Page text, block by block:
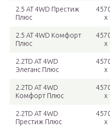
2.5 AT 4WD Престиж
Плюс
x
2.5 AT 4WD Комфорт
Плюс
x
2.2TD AT 4WD
Элеганс Плюс
x
2.2TD AT 4WD
Комфорт Плюс
x
2.2TD AT 4WD
Престиж Плюс
x